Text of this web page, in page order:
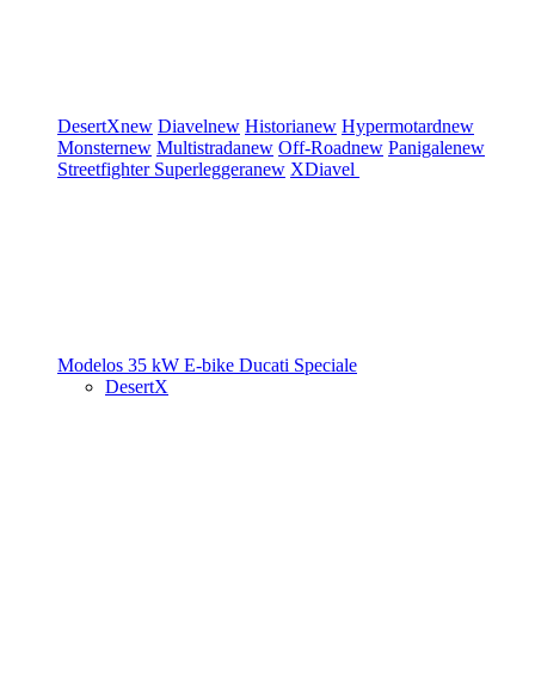
DesertXnew Diavelnew Historianew Hypermotardnew
Monsternew Multistradanew Off-Roadnew Panigalenew
Streetfighter Superleggeranew XDiavel
Modelos 35 kW E-bike Ducati Speciale
DesertX